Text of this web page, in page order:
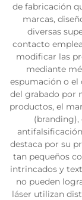
de fabricación
marcas,
diversas
contacto
modificar las
mediante
espumación o el
del grabado por
productos, el
destaca por su
tan pequeños
intrincados y
no pueden
láser utilizan